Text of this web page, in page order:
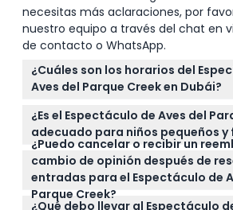
necesitas más aclaraciones, por
nuestro equipo a través del chat en
de contacto o WhatsApp.
¿Cuáles son los horarios del
Aves del Parque Creek en Dubái?
El Espectáculo de Aves del Parque
de lunes a sábado con
PM, 4:15 PM y 7:15 PM. Es mejor
minutos antes para acomodarse y
show cómodamente (sujeto a
confirme al momento de la reserva).
¿Es el Espectáculo de Aves del
adecuado para niños pequeños y
¡Absolutamente! El espectáculo es
todas las edades. Los niños
entran gratis, los niños de 2 a 11
boleto infantil y los mayores de 11
¿Puedo cancelar o recibir un
cambio de opinión después de
entradas para el Espectáculo de
Parque Creek?
Las entradas para el Espectáculo de
¿Qué debo llevar al Espectáculo